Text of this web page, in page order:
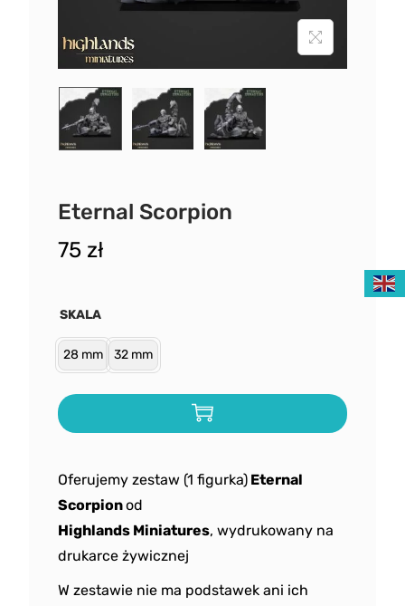
Eternal Scorpion
75 zł
Oferujemy zestaw (1 figurka) Eternal
Scorpionod
Highlands Miniatures, wydrukowany na
drukarce żywicznej
W zestawie nie ma podstawek ani ich
SKALA
28 mm 32 mm